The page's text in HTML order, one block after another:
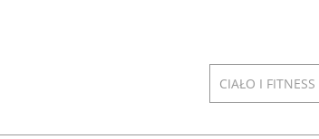
CIAŁO I FITNESS